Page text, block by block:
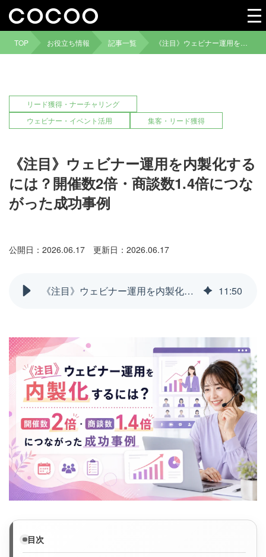
TOP お役立ち情報 記事一覧
リード獲得・ナーチャリング
ウェビナー・イベント活用
集客・リード獲得
《注目》ウェビナー運用を内製化する
には？開催数2倍・商談数1.4倍につな
がった成功事例
公開日：2026.06.17 更新日：2026.06.17
《注目》ウェビナー運用を内製化するには？開催数2倍・商談数1.4倍につながった成功事例 11:50
目次